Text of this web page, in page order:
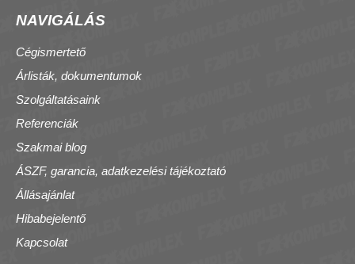
NAVIGÁLÁS
Cégismertető
Árlisták, dokumentumok
Szolgáltatásaink
Referenciák
Szakmai blog
ÁSZF, garancia, adatkezelési tájékoztató
Állásajánlat
Hibabejelentő
Kapcsolat